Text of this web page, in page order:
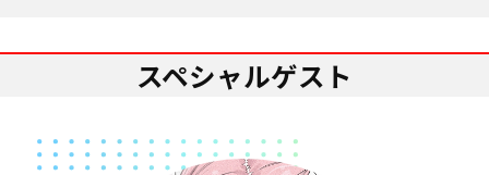
スペシャルゲスト